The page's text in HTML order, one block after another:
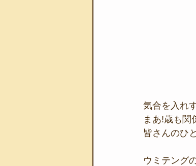
気合を入れ
まあ!歳も関
皆さんのひ
ウミテング